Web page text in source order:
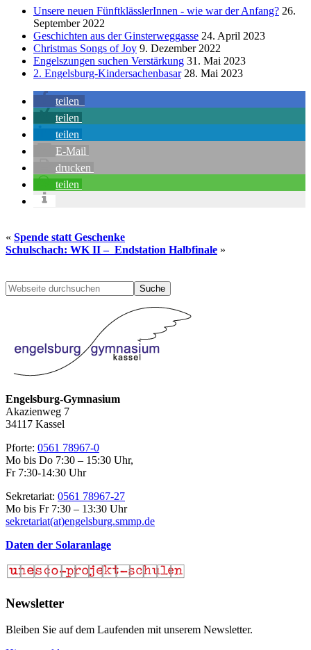
Unsere neuen FünftklässlerInnen - wie war der Anfang? 26.
September 2022
Geschichten aus der Ginsterweggasse 24. April 2023
Christmas Songs of Joy 9. Dezember 2022
Engelszungen suchen Verstärkung 31. Mai 2023
2. Engelsburg-Kindersachenbasar28. Mai 2023
teilen
teilen
teilen
E-Mail
drucken
teilen
« Spende statt Geschenke
Schulschach: WK II – Endstation Halbfinale »
Seitenspalte
Webseite
durchsuchen
Engelsburg-Gymnasium
Akazienweg 7
34117 Kassel
Pforte: 0561 78967-0
Mo bis Do 7:30 – 15:30 Uhr,
Fr 7:30-14:30 Uhr
Sekretariat: 0561 78967-27
Mo bis Fr 7:30 – 13:30 Uhr
sekretariat(at)engelsburg.smmp.de
Daten der Solaranlage
Newsletter
Bleiben Sie auf dem Laufenden mit unserem Newsletter.